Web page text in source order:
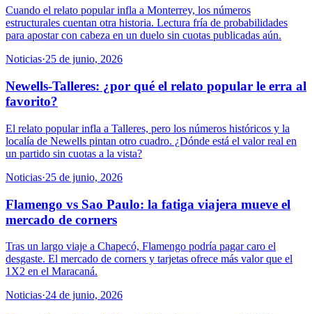
Cuando el relato popular infla a Monterrey, los números
estructurales cuentan otra historia. Lectura fría de probabilidades
para apostar con cabeza en un duelo sin cuotas publicadas aún.
Noticias·25 de junio, 2026
Newells-Talleres: ¿por qué el relato popular le erra al
favorito?
El relato popular infla a Talleres, pero los números históricos y la
localía de Newells pintan otro cuadro. ¿Dónde está el valor real en
un partido sin cuotas a la vista?
Noticias·25 de junio, 2026
Flamengo vs Sao Paulo: la fatiga viajera mueve el
mercado de corners
Tras un largo viaje a Chapecó, Flamengo podría pagar caro el
desgaste. El mercado de corners y tarjetas ofrece más valor que el
1X2 en el Maracaná.
Noticias·24 de junio, 2026